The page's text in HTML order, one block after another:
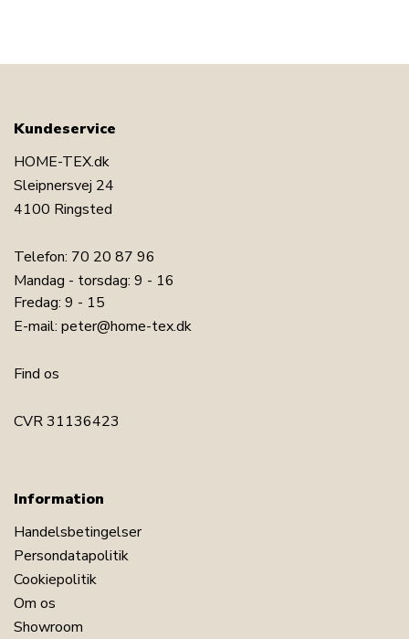
Kundeservice
HOME-TEX.dk
Sleipnersvej 24
4100 Ringsted
Telefon: 70 20 87 96
Mandag - torsdag: 9 - 16
Fredag: 9 - 15
E-mail: peter@home-tex.dk
Find os
CVR 31136423
Information
Handelsbetingelser
Persondatapolitik
Cookiepolitik
Om os
Showroom